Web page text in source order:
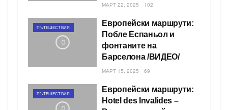
МАРТ 22, 2025 102
ПЪТЕШЕСТВИЯ
Европейски маршрути:
Побле Еспаньол и
фонтаните на
Барселона /ВИДЕО/
МАРТ 15, 2025 69
ПЪТЕШЕСТВИЯ
Европейски маршрути:
Hotel des Invalides –